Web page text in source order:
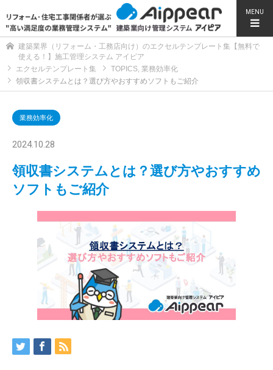
MENU
建築業界（リフォーム・工務店向け）のエクセルテンプレート集【無料で
使える！】施工管理システム アイピア
エクセルテンプレート集
TOPICS, 業務効率化
領収書システムとは？選び方やおすすめソフトもご紹介
業務効率化
2024.10.28
領収書システムとは？選び方やおすすめ
ソフトもご紹介